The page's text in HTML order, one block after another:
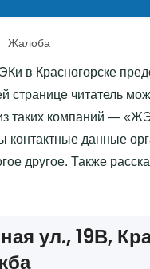
Жалоба
в Красногорске
странице читатель
таких компаний —
контактные данные
другое. Также
ул., 19В,